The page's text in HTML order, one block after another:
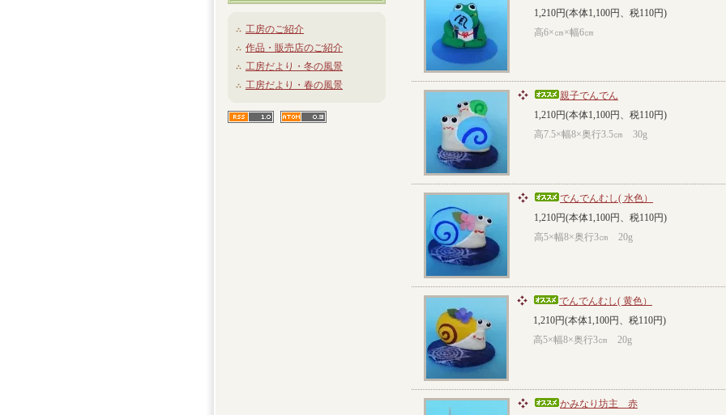
工房のご紹介
作品・販売店のご紹介
工房だより・冬の風景
工房だより・春の風景
1,210円(本体1,100円、税110円)
高6×㎝×幅6㎝
親子でんでん
1,210円(本体1,100円、税110円)
高7.5×幅8×奥行3.5㎝ 30g
でんでんむし( 水色）
1,210円(本体1,100円、税110円)
高5×幅8×奥行3㎝ 20g
でんでんむし( 黄色）
1,210円(本体1,100円、税110円)
高5×幅8×奥行3㎝ 20g
かみなり坊主 赤